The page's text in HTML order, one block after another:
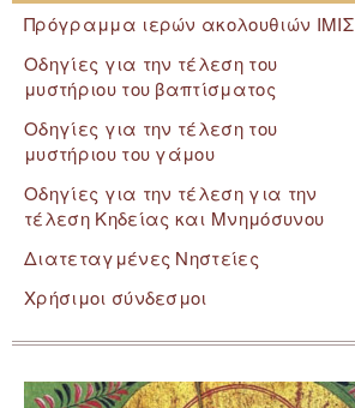
Πρόγραμμα ιερών ακολουθιών ΙΜΙΣ
Οδηγίες για την τέλεση του
μυστήριου του βαπτίσματος
Οδηγίες για την τέλεση του
μυστήριου του γάμου
Οδηγίες για την τέλεση για την
τέλεση Κηδείας και Μνημόσυνου
Διατεταγμένες Νηστείες
Χρήσιμοι σύνδεσμοι